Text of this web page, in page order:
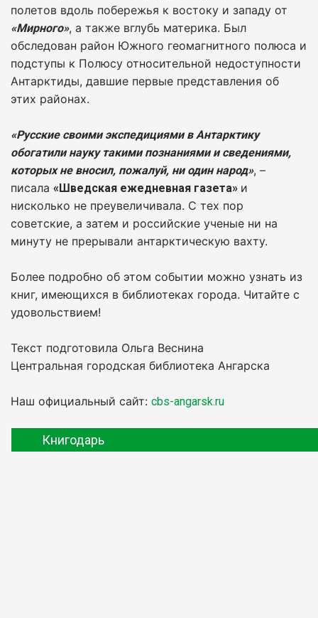
полетов вдоль побережья к востоку и западу от
«Мирного», а также вглубь материка. Был
обследован район Южного геомагнитного полюса и
подступы к Полюсу относительной недоступности
Антарктиды, давшие первые представления об
этих районах.
«Русские своими экспедициями в Антарктику
обогатили науку такими познаниями и сведениями,
которых не вносил, пожалуй, ни один народ», –
писала «Шведская ежедневная газета» и
нисколько не преувеличивала. С тех пор
советские, а затем и российские ученые ни на
минуту не прерывали антарктическую вахту.
Более подробно об этом событии можно узнать из
книг, имеющихся в библиотеках города. Читайте с
удовольствием!
Текст подготовила Ольга Веснина
Центральная городская библиотека Ангарска
Наш официальный сайт: cbs-angarsk.ru
Книгодарь